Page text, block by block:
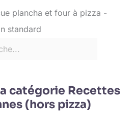
catégorie Recettes
(hors pizza)